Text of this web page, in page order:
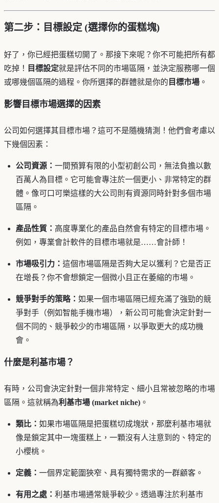
第二步：目標設定 (選擇你的蛋糕塊)
好了，你已經把蛋糕切開了。那接下來呢？你不可能把所有都
吃掉！
目標設定就是評估不同的市場區隔，並決定服務哪一個
或哪幾個區隔的過程。你所選擇的群體就是你的 目標市場 。
影響目標市場選擇的因素
公司如何選擇其目標市場？這可不是隨機猜測！他們會考慮以
下幾個因素：
公司資源： 一間預算有限的小型初創公司，無法負擔以數
百萬人為目標。它可能會專注於一個更小、非常特定的群
體。像可口可樂這樣的大公司則有資源同時針對多個市場
區隔。
產品性質： 高度專業化的產品自然會有特定的目標市場。
例如，專業會計軟件的目標市場就是……會計師！
市場吸引力： 這個市場區隔是否夠大足以獲利？它是否正
在增長？你不會想鎖定一個微小且正在萎縮的市場。
競爭對手的策略： 如果一個市場區隔已經充滿了強勁的競
爭對手（例如智能手機市場），新公司可能會決定針對一
個不同的、競爭較少的市場區隔，以爭取更大的成功機
會。
什麼是利基市場？
有時，公司會決定針對一個非常特定、細小且常被忽略的市場
區隔。這就稱為利基市場 (market niche) 。
類比： 如果市場區隔是把蛋糕切成塊狀，那麼利基市場就
像是鎖定其中一塊蛋糕上，一顆沒有人注意到的、特定的
小櫻桃。
定義： 一個界定範圍狹窄、具有獨特需求的一群顧客。
有用之處： 利基市場通常競爭較少。透過專注於利基市